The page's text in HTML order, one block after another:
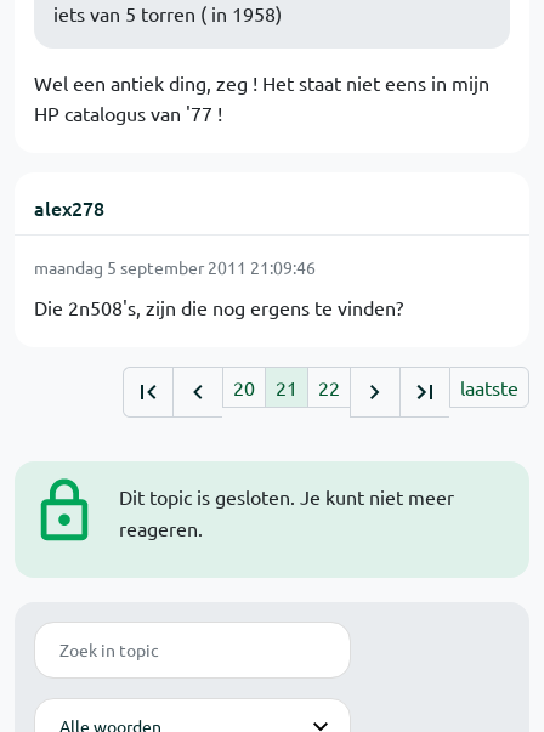
Dit topic is gesloten. Je kunt niet meer
reageren.
Zoek
Modus
iets van 5 torren ( in 1958)
Wel een antiek ding, zeg ! Het staat niet eens in mijn
HP catalogus van '77 !
alex278
maandag 5 september 2011 21:09:46
Die 2n508's, zijn die nog ergens te vinden?
20 21 22 laatste